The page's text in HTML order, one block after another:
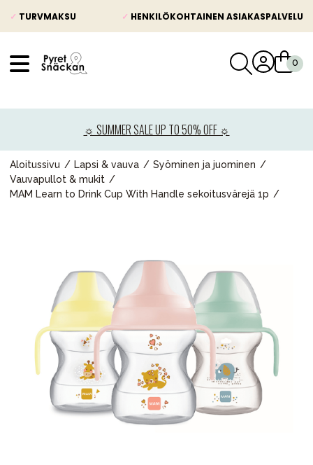
✓ TURVMAKSU ✓ HENKILÖKOHTAINEN ASIAKASPALVELU
☼ SUMMER SALE UP TO 50% OFF ☼
Aloitussivu Lapsi & vauva
Syöminen ja juominen
Vauvapullot & mukit
MAM Learn to Drink Cup With Handle sekoitusvärejä 1p
Lastenvaunut
Lasten turvaistuimet
Vauvan paketti
Äiti & Isä
Huonekalut & vuodevaatteet
Varaosat
Kampanjat
Lahjavinkkejä
Suosikit